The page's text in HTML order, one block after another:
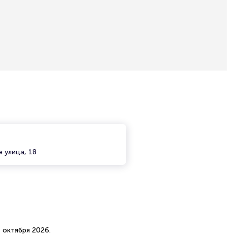
улица, 18
октября 2026.